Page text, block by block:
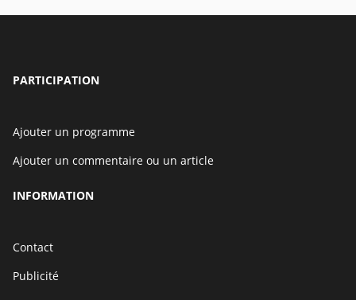
PARTICIPATION
Ajouter un programme
Ajouter un commentaire ou un article
INFORMATION
Contact
Publicité